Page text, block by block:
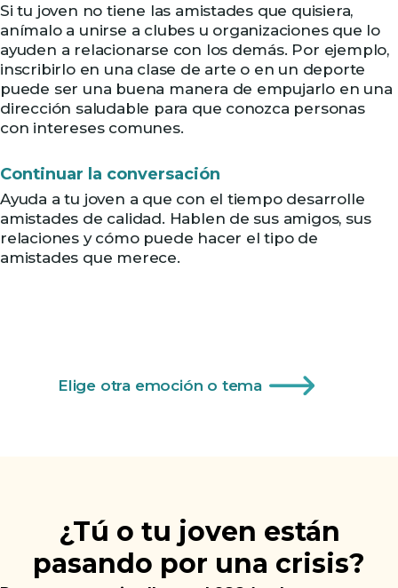
Si tu joven no tiene las amistades que quisiera,
anímalo a unirse a clubes u organizaciones que lo
ayuden a relacionarse con los demás. Por ejemplo,
inscribirlo en una clase de arte o en un deporte
puede ser una buena manera de empujarlo en una
dirección saludable para que conozca personas
con intereses comunes.
Continuar la conversación
Ayuda a tu joven a que con el tiempo desarrolle
amistades de calidad. Hablen de sus amigos, sus
relaciones y cómo puede hacer el tipo de
amistades que merece.
Elige otra emoción o tema
¿Tú o tu joven están
pasando por una crisis?